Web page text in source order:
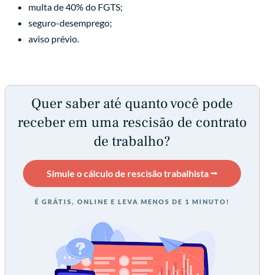
multa de 40% do FGTS;
seguro-desemprego;
aviso prévio.
Quer saber até quanto você pode
receber em uma rescisão de contrato
de trabalho?
Simule o cálculo de rescisão trabalhista ⭢
É GRÁTIS, ONLINE E LEVA MENOS DE 1 MINUTO!